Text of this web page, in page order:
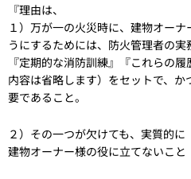
『理由は、
１）万が一の火災時に、建物オー
うにするためには、防火管理者の
『定期的な消防訓練』『これらの
内容は省略します）をセットで、
要であること。
２）その一つが欠けても、実質的に
建物オーナー様の役に立てないこと